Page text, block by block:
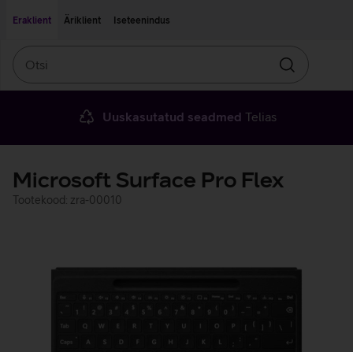
Eraklient
Äriklient Iseteenindus
Otsin
Uuskasutatud seadmed Telias
Microsoft Surface Pro Flex
Tootekood: zra-00010